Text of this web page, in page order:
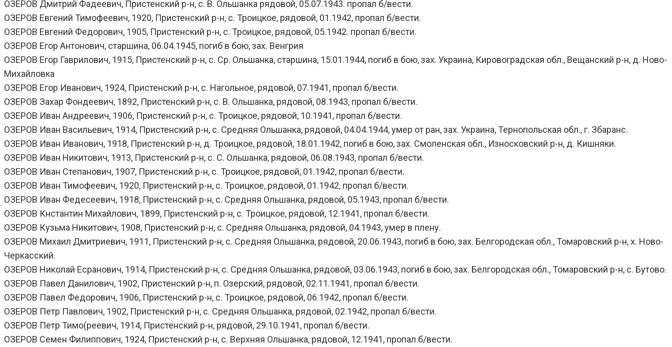
ОЗЕРОВ Дмитрий Фадеевич, Пристенский р-н, с. В. Ольшанка рядовой, 05.07.1943. пропал б/вести.
ОЗЕРОВ Евгений Тимофеевич, 1920, Пристенский р-н, с. Троицкое, рядовой, 01.1942, пропал б/вести.
ОЗЕРОВ Евгений Федорович, 1905, Пристенский р-н, с. Троицкое, рядовой, 05.1942. пропал б/вести.
ОЗЕРОВ Егор Антонович, старшина, 06.04.1945, погиб в бою, зах. Венгрия
ОЗЕРОВ Егор Гаврилович, 1915, Пристенский р-н, с. Ср. Ольшанка, старшина, 15.01.1944, погиб в бою, зах. Украина, Кировоградская обл., Вещанский р-н, д. Ново-
Михайловка
ОЗЕРОВ Егор Иванович, 1924, Пристенский р-н, с. Нагольное, рядовой, 07.1941, пропал б/вести.
ОЗЕРОВ Захар Фондеевич, 1892, Пристенский р-н, с. В. Ольшанка, рядовой, 08.1943, пропал б/вести.
ОЗЕРОВ Иван Андреевич, 1906, Пристенский р-н, с. Троицкое, рядовой, 10.1941, пропал б/вести.
ОЗЕРОВ Иван Васильевич, 1914, Пристенский р-н, с. Средняя Ольшанка, рядовой, 04.04.1944, умер от ран, зах. Украина, Тернопольская обл., г. Збаранс.
ОЗЕРОВ Иван Иванович, 1918, Пристенский р-н, д. Троицкое, рядовой, 18.01.1942, погиб в бою, зах. Смоленская обл., Износковский р-н, д. Кишняки.
ОЗЕРОВ Иван Никитович, 1913, Пристенский р-н, с. С. Ольшанка, рядовой, 06.08.1943, пропал б/вести.
ОЗЕРОВ Иван Степанович, 1907, Пристенский р-н, с. Троицкое, рядовой, 01.1942, пропал б/вести.
ОЗЕРОВ Иван Тимофеевич, 1920, Пристенский р-н, с. Троицкое, рядовой, 01.1942, пропал б/вести.
ОЗЕРОВ Иван Федесеевич, 1918, Пристенский р-н, с. Средняя Ольшанка, рядовой, 05.1943, пропал б/вести.
ОЗЕРОВ Кнстантин Михайлович, 1899, Пристенский р-н, с. Троицкое, рядовой, 12.1941, пропал б/вести.
ОЗЕРОВ Кузьма Никитович, 1908, Пристенский р-н, с. Средняя Ольшанка, рядовой, 04.1943, умер в плену.
ОЗЕРОВ Михаил Дмитриевич, 1911, Пристенский р-н, с. Средняя Ольшанка, рядовой, 20.06.1943, погиб в бою, зах. Белгородская обл., Томаровский р-н, х. Ново-
Черкасский.
ОЗЕРОВ Николай Есранович, 1914, Пристенский р-н, с. Средняя Ольшанка, рядовой, 03.06.1943, погиб в бою, зах. Белгородская обл., Томаровский р-н, с. Бутово.
ОЗЕРОВ Павел Данилович, 1902, Пристенский р-н, п. Озерский, рядовой, 02.11.1941, пропал б/вести.
ОЗЕРОВ Павел Федорович, 1906, Пристенский р-н, с. Троицкое, рядовой, 06.1942, пропал б/вести.
ОЗЕРОВ Петр Павлович, 1902, Пристенский р-н, с. Средняя Ольшанка, рядовой, 02.1942, пропал б/вести.
ОЗЕРОВ Петр Тимо(реевич, 1914, Пристенский р-н, рядовой, 29.10.1941, пропал б/вести.
ОЗЕРОВ Семен Филиппович, 1924, Пристенский р-н, с. Верхняя Ольшанка, рядовой, 12.1941, пропал б/вести.